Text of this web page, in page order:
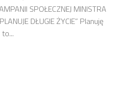
SPOŁECZNEJ MINISTRA
DŁUGIE ŻYCIE” Planuję